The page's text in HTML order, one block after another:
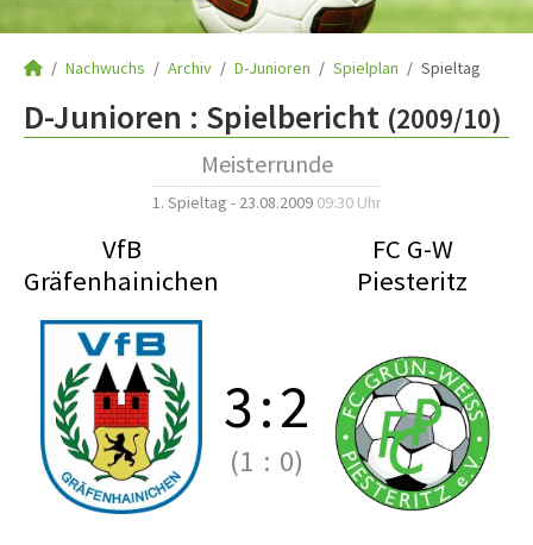
Nachwuchs Archiv D-Junioren Spielplan Spieltag
D-Junioren : Spielbericht (2009/10)
Meisterrunde
1. Spieltag - 23.08.2009 09:30 Uhr
VfB
Gräfenhainichen
FC G-W
Piesteritz
3:2
(1 : 0)